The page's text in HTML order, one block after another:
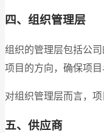
四、组织管理层
组织的管理层包括公
项目的方向，确保项目
对组织管理层而言，
五、供应商